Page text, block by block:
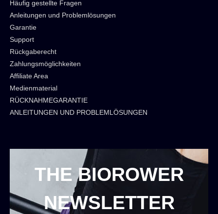
Häufig gestellte Fragen
Anleitungen und Problemlösungen
Garantie
Support
Rückgaberecht
Zahlungsmöglichkeiten
Affiliate Area
Medienmaterial
RÜCKNAHMEGARANTIE
ANLEITUNGEN UND PROBLEMLÖSUNGEN
THE BIOROWER
NEWSLETTER